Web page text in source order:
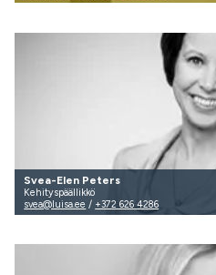
Svea-Elen Peters
Kehityspäällikkö
svea@luisa.ee / +372 626 4286